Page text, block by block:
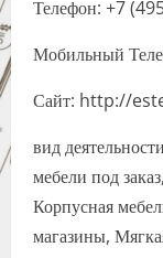
Телефон: +7
Мобильный
Сайт: http://
вид
мебели под
Корпусная
магазины,